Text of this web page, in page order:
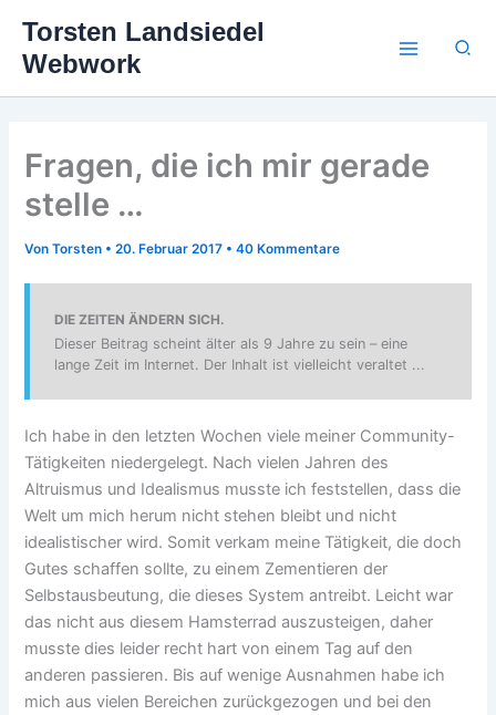
Inhalt
springen
Torsten Landsiedel
Webwork
Fragen, die ich mir gerade
stelle …
VonTorsten •20. Februar 2017 •40 Kommentare
DIE ZEITEN ÄNDERN SICH.
Dieser Beitrag scheint älter als 9 Jahre zu sein – eine
lange Zeit im Internet. Der Inhalt ist vielleicht veraltet ...
Ich habe in den letzten Wochen viele meiner Community-
Tätigkeiten niedergelegt. Nach vielen Jahren des
Altruismus und Idealismus musste ich feststellen, dass die
Welt um mich herum nicht stehen bleibt und nicht
idealistischer wird. Somit verkam meine Tätigkeit, die doch
Gutes schaffen sollte, zu einem Zementieren der
Selbstausbeutung, die dieses System antreibt. Leicht war
das nicht aus diesem Hamsterrad auszusteigen, daher
musste dies leider recht hart von einem Tag auf den
anderen passieren. Bis auf wenige Ausnahmen habe ich
mich aus vielen Bereichen zurückgezogen und bei den